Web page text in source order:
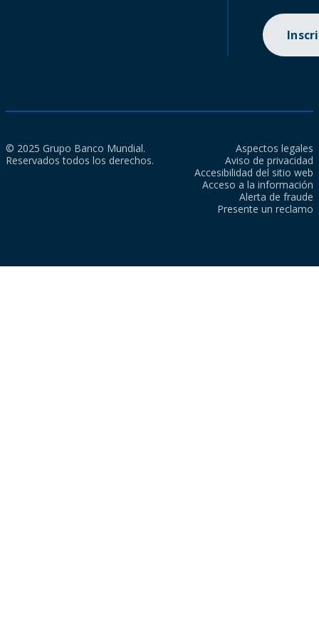
© 2025 Grupo Banco Mundial.
Reservados todos los derechos.
Aspectos legales
Aviso de privacidad
Accesibilidad del sitio web
Acceso a la información
Alerta de fraude
Presente un reclamo